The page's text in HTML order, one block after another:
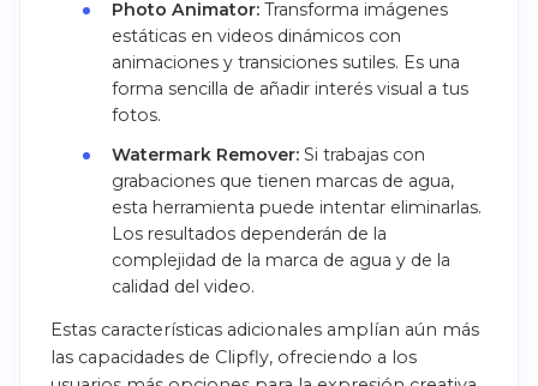
Photo Animator:Transforma imágenes
estáticas en videos dinámicos con
animaciones y transiciones sutiles. Es una
forma sencilla de añadir interés visual a tus
fotos.
Watermark Remover:Si trabajas con
grabaciones que tienen marcas de agua,
esta herramienta puede intentar eliminarlas.
Los resultados dependerán de la
complejidad de la marca de agua y de la
calidad del video.
Estas características adicionales amplían aún más
las capacidades de Clipfly, ofreciendo a los